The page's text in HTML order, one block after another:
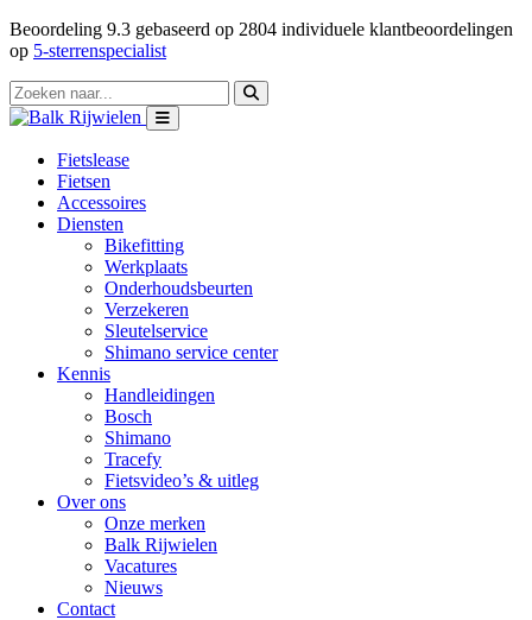
Beoordeling 9.3 gebaseerd op 2804 individuele klantbeoordelingen
op 5-sterrenspecialist
Fietslease
Fietsen
Accessoires
Diensten
Bikefitting
Werkplaats
Onderhoudsbeurten
Verzekeren
Sleutelservice
Shimano service center
Kennis
Handleidingen
Bosch
Shimano
Tracefy
Fietsvideo’s & uitleg
Over ons
Onze merken
Balk Rijwielen
Vacatures
Nieuws
Contact